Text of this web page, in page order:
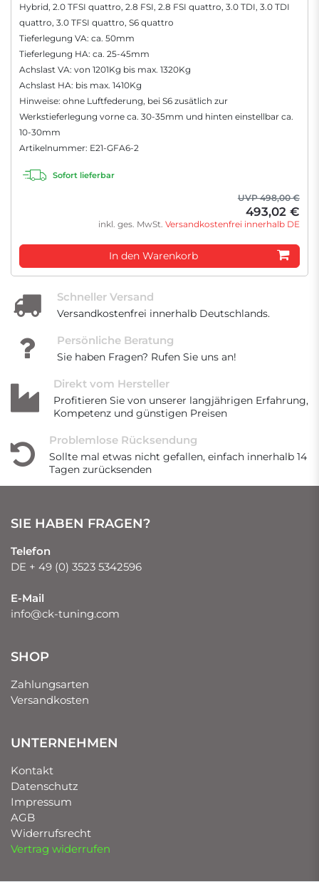
Hybrid, 2.0 TFSI quattro, 2.8 FSI, 2.8 FSI quattro, 3.0 TDI, 3.0 TDI
quattro, 3.0 TFSI quattro, S6 quattro
Tieferlegung VA: ca. 50mm
Tieferlegung HA: ca. 25-45mm
Achslast VA: von 1201Kg bis max. 1320Kg
Achslast HA: bis max. 1410Kg
Hinweise: ohne Luftfederung, bei S6 zusätlich zur
Werkstieferlegung vorne ca. 30-35mm und hinten einstellbar ca.
10-30mm
Artikelnummer: E21-GFA6-2
Sofort lieferbar
UVP 498,00 €
493,02 €
inkl. ges. MwSt. Versandkostenfrei innerhalb DE
In den Warenkorb
Schneller Versand
Versandkostenfrei innerhalb Deutschlands.
Persönliche Beratung
Sie haben Fragen? Rufen Sie uns an!
Direkt vom Hersteller
Profitieren Sie von unserer langjährigen Erfahrung,
Kompetenz und günstigen Preisen
Problemlose Rücksendung
Sollte mal etwas nicht gefallen, einfach innerhalb 14
Tagen zurücksenden
SIE HABEN FRAGEN?
Telefon
DE + 49 (0) 3523 5342596
E-Mail
info@ck-tuning.com
SHOP
Zahlungsarten
Versandkosten
UNTERNEHMEN
Kontakt
Datenschutz
Impressum
AGB
Widerrufsrecht
Vertrag widerrufen